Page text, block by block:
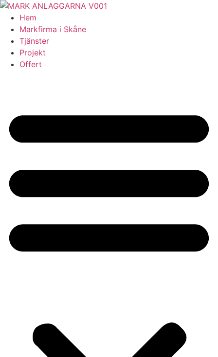
Skip
content
Hem
Markfirma i Skåne
Tjänster
Projekt
Offert